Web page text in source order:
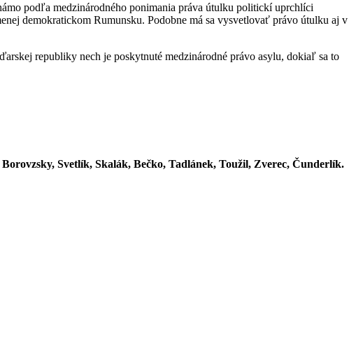
podľa medzinárodného ponimania práva útulku politickí uprchlíci
demokratickom Rumunsku. Podobne má sa vysvetlovať právo útulku aj v
republiky nech je poskytnuté medzinárodné právo asylu, dokiaľ sa to
Svetlík, Skalák, Bečko, Tadlánek, Toužil, Zverec, Čunderlík.